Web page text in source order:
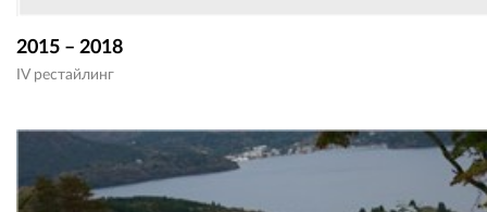
2015 – 2018
IV рестайлинг